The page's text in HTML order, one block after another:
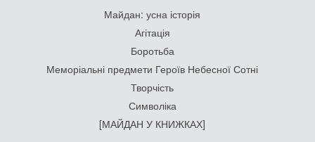
Майдан: усна історія
Агітація
Боротьба
Меморіальні предмети Героїв Небесної Сотні
Творчість
Символіка
[МАЙДАН У КНИЖКАХ]